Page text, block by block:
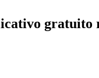
gratuito